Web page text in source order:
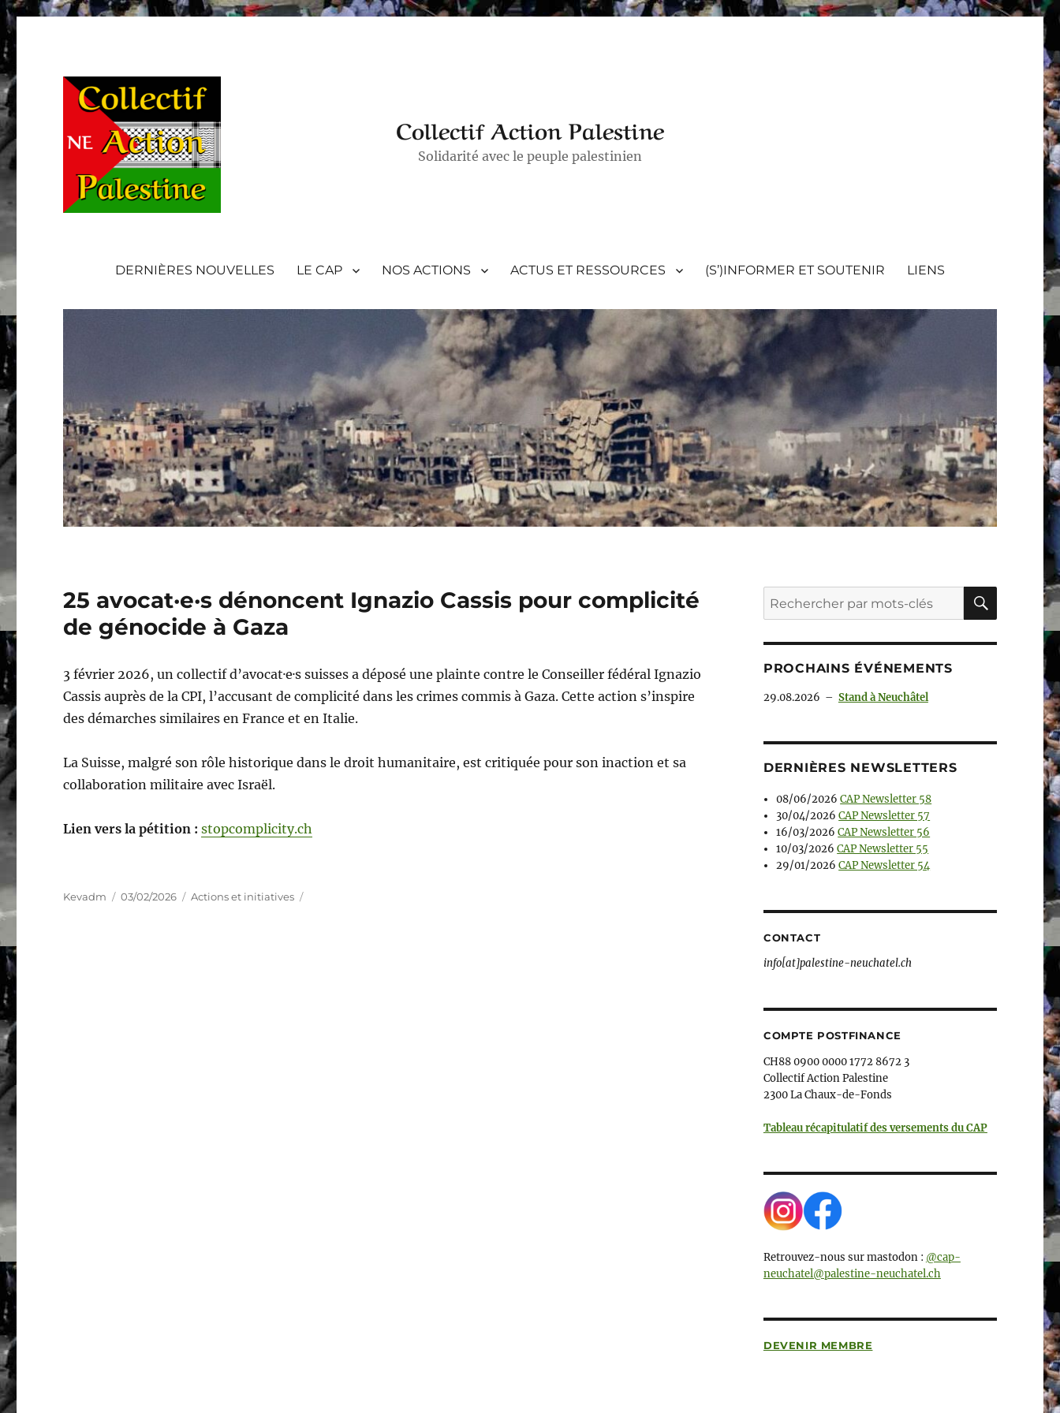
Collectif Action Palestine
Solidarité avec le peuple palestinien
DERNIÈRES NOUVELLES LE CAP NOS ACTIONS ACTUS ET RESSOURCES (S’)INFORMER ET SOUTENIR LIENS
25 avocat·e·s dénoncent Ignazio Cassis pour complicité
de génocide à Gaza
3 février 2026, un collectif d’avocat·e·s suisses a déposé une plainte contre le Conseiller fédéral Ignazio
Cassis auprès de la CPI, l’accusant de complicité dans les crimes commis à Gaza. Cette action s’inspire
des démarches similaires en France et en Italie.
La Suisse, malgré son rôle historique dans le droit humanitaire, est critiquée pour son inaction et sa
collaboration militaire avec Israël.
Lien vers la pétition : stopcomplicity.ch
Auteur
Kevadm
Publié
03/02/2026 Catégories
Actions et initiatives
Recherche
pour :
PROCHAINS ÉVÉNEMENTS
29.08.2026 – Stand à Neuchâtel
DERNIÈRES NEWSLETTERS
08/06/2026 CAP Newsletter 58
30/04/2026 CAP Newsletter 57
16/03/2026 CAP Newsletter 56
10/03/2026 CAP Newsletter 55
29/01/2026 CAP Newsletter 54
CONTACT
info[at]palestine-neuchatel.ch
COMPTE POSTFINANCE
CH88 0900 0000 1772 8672 3
Collectif Action Palestine
2300 La Chaux-de-Fonds
Tableau récapitulatif des versements du CAP
Retrouvez-nous sur mastodon : @cap-
neuchatel@palestine-neuchatel.ch
DEVENIR MEMBRE